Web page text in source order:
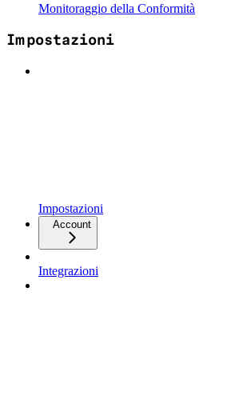
Monitoraggio della Conformità
Impostazioni
Impostazioni
Account
Integrazioni